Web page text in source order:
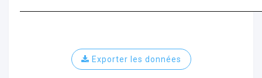
Exporter les données